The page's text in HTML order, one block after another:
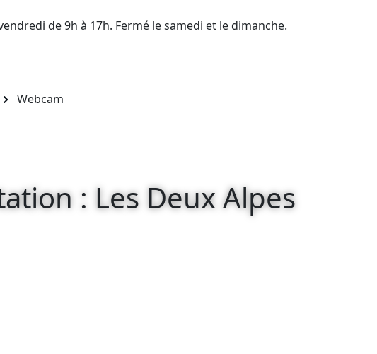
de 9h à 17h. Fermé le samedi et le dimanche.
Webcam
: Les Deux Alpes